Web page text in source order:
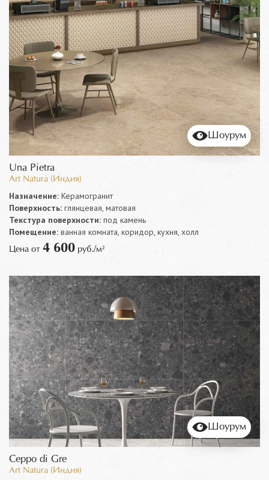
Шоурум
Una Pietra
Art Natura (Индия)
Назначение: Керамогранит
Поверхность: глянцевая, матовая
Текстура поверхности: под камень
Помещение: ванная комната, коридор, кухня, холл
Цена от 4 600 руб./м²
Шоурум
Ceppo di Gre
Art Natura (Индия)